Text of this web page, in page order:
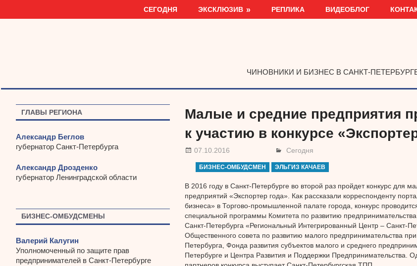
СЕГОДНЯ ЭКСКЛЮЗИВ РЕПЛИКА ВИДЕОБЛОГ
ЧИНОВНИКИ И БИЗНЕС В САНКТ-
Малые и средние предприятия
к участию в конкурсе
07.10.2016 Сегодня
БИЗНЕС-ОМБУДСМЕН ЭЛЬГИЗ КАЧАЕВ
В 2016 году в Санкт-Петербурге во второй раз пройдет конкурс для
предприятий «Экспортер года». Как рассказали корреспонденту
бизнеса» в Торгово-промышленной палате города, конкурс
специальной программы Комитета по развитию предпринимательства
Санкт-Петербурга «Региональный Интегрированный Центр – Санкт-
Общественного совета по развитию малого предпринимательства
Петербурга, Фонда развития субъектов малого и среднего
Петербурге и Центра Развития и Поддержки Предпринимательства.
ГЛАВЫ РЕГИОНА
Александр Беглов
губернатор Санкт-Петербурга
Александр Дрозденко
губернатор Ленинградской области
БИЗНЕС-ОМБУДСМЕНЫ
Валерий Калугин
Уполномоченный по защите прав
предпринимателей в Санкт-Петербурге